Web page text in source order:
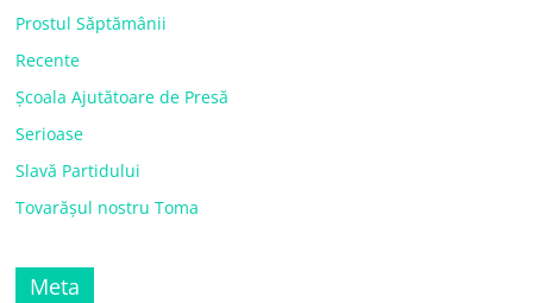
Prostul Săptămânii
Recente
Școala Ajutătoare de Presă
Serioase
Slavă Partidului
Tovarășul nostru Toma
Meta